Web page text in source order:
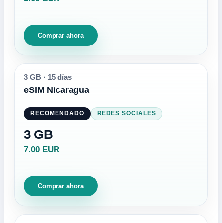
Comprar ahora
3 GB · 15 días
eSIM Nicaragua
RECOMENDADO REDES SOCIALES
3 GB
7.00 EUR
Comprar ahora